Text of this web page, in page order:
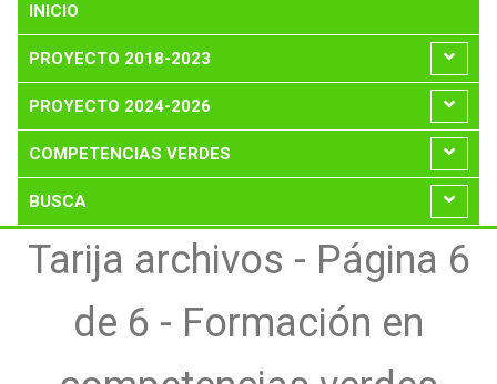
INICIO
PROYECTO 2018-2023
PROYECTO 2024-2026
COMPETENCIAS VERDES
BUSCA
Tarija archivos - Página 6
de 6 - Formación en